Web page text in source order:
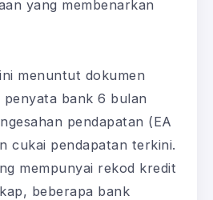
yang membenarkan
menuntut dokumen
bank 6 bulan
pendapatan (EA
cukai pendapatan terkini.
mempunyai rekod kredit
beberapa bank